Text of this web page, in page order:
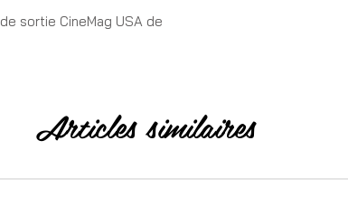
sortie CineMag USA de
rapport « tous les boutons ».
Articles similaires